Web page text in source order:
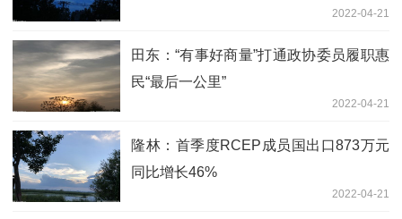
2022-04-21
田东：“有事好商量”打通政协委员履职惠
民“最后一公里”
2022-04-21
隆林：首季度RCEP成员国出口873万元
同比增长46%
2022-04-21